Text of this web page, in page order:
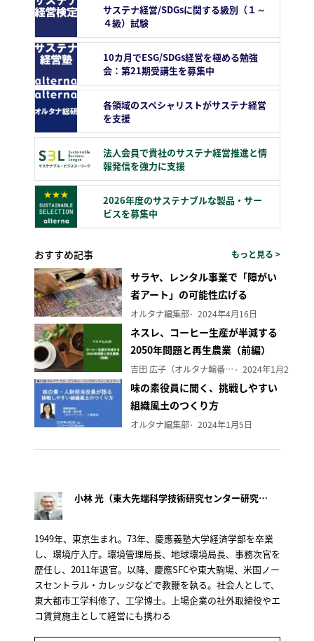
サステナ経営/SDGsに関する級別（１～
４級）試験
10カ月でESG/SDGs経営を極める勉強
会：第21期受講生を募集中
各領域のスペシャリストがサステナ経営
を支援
法人会員で貴社のサステナ経営推進と情
報発信を強力に支援
2026年度のサステナブルな製品・サー
ビスを募集中
おすすめ記事 もっと見る >
サラヤ、レンタル事業で「障がい
者アート」の可能性広げる
オルタナ編集部 2024年4月16日
ネスレ、コーヒー生産が半減する
2050年問題と再生農業（前編）
吉田 広子（オルタナ輪番編集長） 2024年1月29日
味の素役員に聞く、挑戦しやすい
組織風土のつくり方
オルタナ編集部 2024年1月5日
小林 光（東大先端科学技術研究センター研究顧問）
1949年、東京生まれ。73年、慶應義塾大学経済学部を卒業
し、環境庁入庁。環境管理局長、地球環境局長、事務次官を
歴任し、2011年退官。以降、慶應SFCや東大駒場、米国ノー
スセントラル・カレッジなどで教鞭を執る。社会人として、
東大都市工学科修了、工学博士。上場企業の社外取締役やエ
コ賃貸施主として経営にも携わる